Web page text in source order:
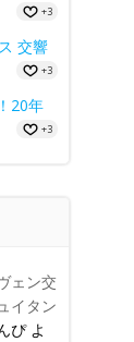
+3
交響
+3
20年
+3
ェン交
イタン
ぴよ